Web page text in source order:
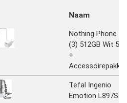
Naam
Nothing Phone
(3) 512GB Wit 5G
+
Accessoirepakket
Tefal Ingenio
Emotion L897SJ